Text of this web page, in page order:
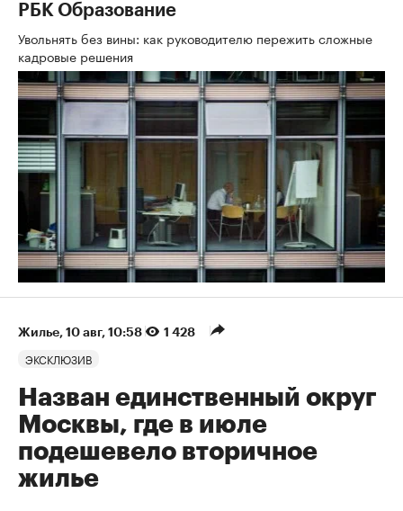
РБК Образование
Увольнять без вины: как руководителю пережить сложные
кадровые решения
Жилье 10 авг, 10:58 1 428
ЭКСКЛЮЗИВ
Назван единственный округ
Москвы, где в июле
подешевело вторичное
жилье